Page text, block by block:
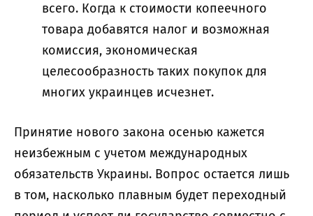
всего. Когда к стоимости копеечного
товара добавятся налог и возможная
комиссия, экономическая
целесообразность таких покупок для
многих украинцев исчезнет.
Принятие нового закона осенью кажется
неизбежным с учетом международных
обязательств Украины. Вопрос остается лишь
в том, насколько плавным будет переходный